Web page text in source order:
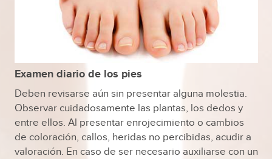
Examen diario de los pies
Deben revisarse aún sin presentar alguna molestia.
Observar cuidadosamente las plantas, los dedos y
entre ellos. Al presentar enrojecimiento o cambios
de coloración, callos, heridas no percibidas, acudir a
valoración. En caso de ser necesario auxiliarse con un